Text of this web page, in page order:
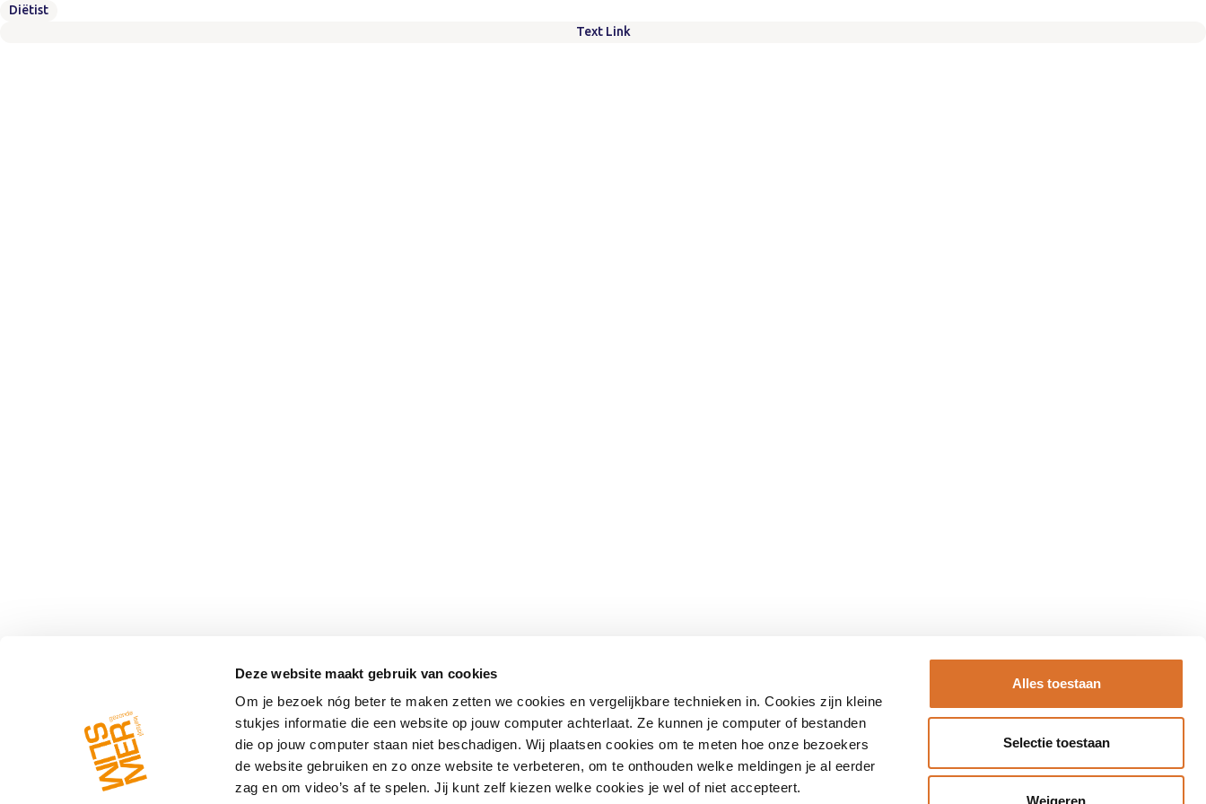
Deze website maakt gebruik van cookies
Om je bezoek nóg beter te maken zetten we cookies en vergelijkbare technieken in. Cookies zijn kleine
stukjes informatie die een website op jouw computer achterlaat. Ze kunnen je computer of bestanden
die op jouw computer staan niet beschadigen. Wij plaatsen cookies om te meten hoe onze bezoekers
de website gebruiken en zo onze website te verbeteren, om te onthouden welke meldingen je al eerder
zag en om video’s af te spelen. Jij kunt zelf kiezen welke cookies je wel of niet accepteert.
Alles toestaan
Selectie toestaan
Weigeren
Diëtist
Text Link